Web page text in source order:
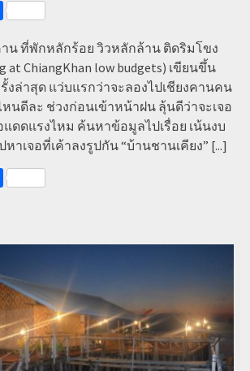
Share
าน ที่พักหลักร้อย วิวหลักล้าน ติดริมโขง
at ChiangKhan low budgets) เขียนขึ้น
งล่าสุด แว่บแรกว่าจะลองไปเชียงคานคน
หนดีละ ช่วงก่อนเข้าหน้าฝน ลุ้นดีว่าจะเจอ
แดดแรงไหม ค้นหาข้อมูลไปเรื่อย เน้นงบ
าเจอที่เค้าลงรูปกัน “บ้านชานเคียง” [...]
Share